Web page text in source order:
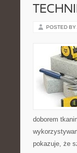
POSTED BY
doborem
pokazuje, że